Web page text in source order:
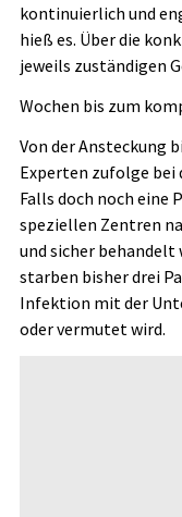
kontinuierlich und
hieß es. Über die
jeweils zuständigen
Wochen bis zum
Von der Ansteckung
Experten zufolge bei
Falls doch noch eine
speziellen Zentren
und sicher behandelt
starben bisher drei
Infektion mit der
oder vermutet wird.